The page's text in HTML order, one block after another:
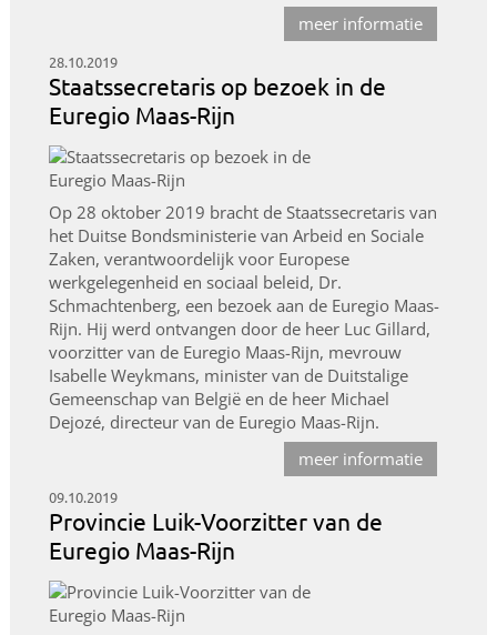
meer informatie
28.10.2019
Staatssecretaris op bezoek in de
Euregio Maas-Rijn
Op 28 oktober 2019 bracht de Staatssecretaris van
het Duitse Bondsministerie van Arbeid en Sociale
Zaken, verantwoordelijk voor Europese
werkgelegenheid en sociaal beleid, Dr.
Schmachtenberg, een bezoek aan de Euregio Maas-
Rijn. Hij werd ontvangen door de heer Luc Gillard,
voorzitter van de Euregio Maas-Rijn, mevrouw
Isabelle Weykmans, minister van de Duitstalige
Gemeenschap van België en de heer Michael
Dejozé, directeur van de Euregio Maas-Rijn.
meer informatie
09.10.2019
Provincie Luik-Voorzitter van de
Euregio Maas-Rijn